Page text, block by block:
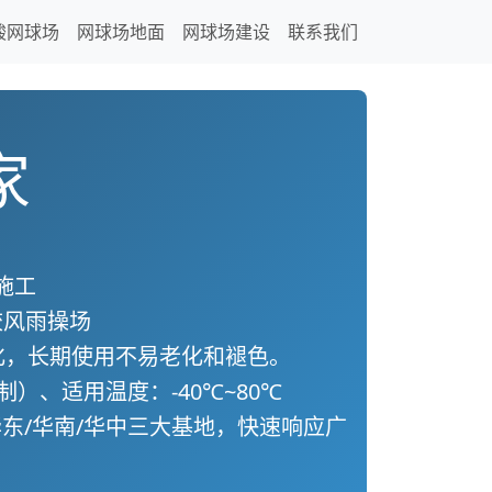
网球场 网球场地面 网球场建设 联系我们
工
雨操场
长期使用不易老化和褪色。
）、适用温度：-40℃~80℃
/华南/华中三大基地，快速响应广